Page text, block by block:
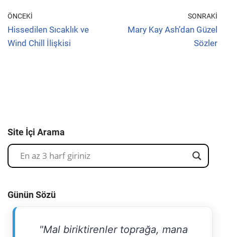
ÖNCEKI
Hissedilen Sıcaklık ve
Wind Chill İlişkisi
SONRAKI
Mary Kay Ash’dan Güzel
Sözler
Site İçi Arama
Günün Sözü
"Mal biriktirenler toprağa, mana